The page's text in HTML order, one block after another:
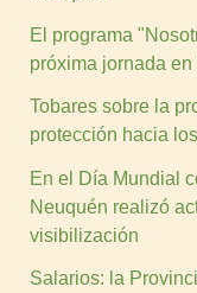
El programa
próxima jornada
Tobares sobre la
protección hacia
En el Día Mundial
Neuquén realizó
visibilización
Salarios: la